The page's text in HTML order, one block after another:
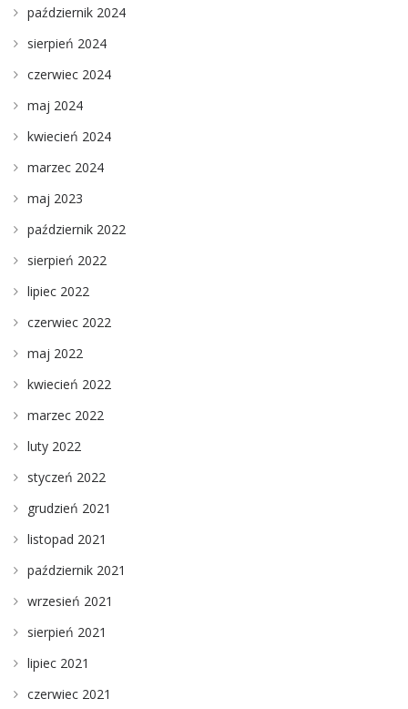
październik 2024
sierpień 2024
czerwiec 2024
maj 2024
kwiecień 2024
marzec 2024
maj 2023
październik 2022
sierpień 2022
lipiec 2022
czerwiec 2022
maj 2022
kwiecień 2022
marzec 2022
luty 2022
styczeń 2022
grudzień 2021
listopad 2021
październik 2021
wrzesień 2021
sierpień 2021
lipiec 2021
czerwiec 2021